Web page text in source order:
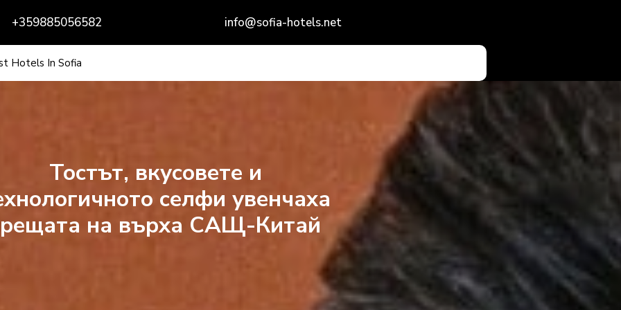
+359885056582 info@sofia-hotels.net
Hotels In Sofia
Тостът, вкусовете и
селфи увенчаха
на върха САЩ-Китай